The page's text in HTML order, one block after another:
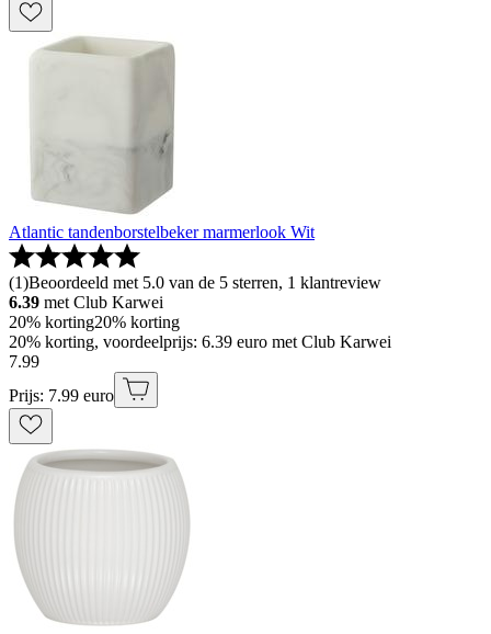
Atlantic tandenborstelbeker marmerlook Wit
(1)Beoordeeld met 5.0 van de 5 sterren, 1 klantreview
6.39 met Club Karwei
20% korting20% korting
20% korting, voordeelprijs: 6.39 euro met Club Karwei
7.99
Prijs: 7.99 euro